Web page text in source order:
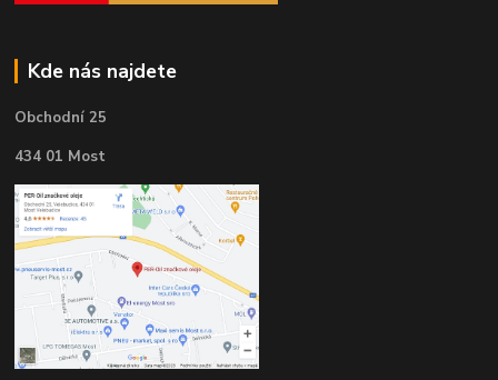
Kde nás najdete
Obchodní 25
434 01 Most